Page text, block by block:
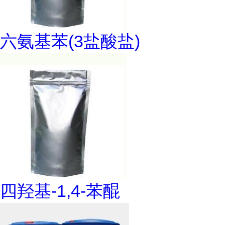
六氨基苯(3盐酸盐)
四羟基-1,4-苯醌